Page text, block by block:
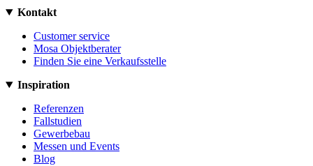
Kontakt
Customer service
Mosa Objektberater
Finden Sie eine Verkaufsstelle
Inspiration
Referenzen
Fallstudien
Gewerbebau
Messen und Events
Blog